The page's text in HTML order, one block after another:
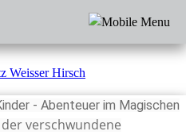
- Abenteuer im Magischen
verschwundene